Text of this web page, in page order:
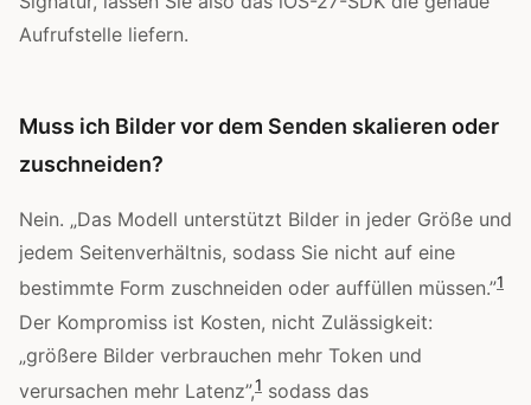
Aufrufstelle liefern.
Muss ich Bilder vor dem Senden skalieren oder
zuschneiden?
Nein. „Das Modell unterstützt Bilder in jeder Größe und
jedem Seitenverhältnis, sodass Sie nicht auf eine
bestimmte Form zuschneiden oder auffüllen müssen.”1
Der Kompromiss ist Kosten, nicht Zulässigkeit:
„größere Bilder verbrauchen mehr Token und
verursachen mehr Latenz”,1 sodass das